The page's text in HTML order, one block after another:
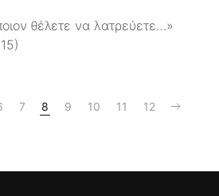
θέλετε να λατρεύετε…»
7 8 9 10 11 12